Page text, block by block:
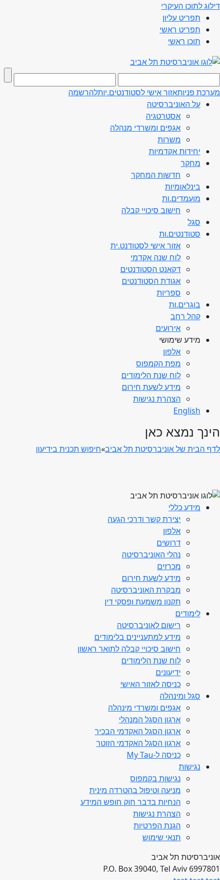
דילוג לתוכן העיקרי
תפריט עליון
תפריט ראשי
תוכן ראשי
מערכת פניותאזור אישי לסטודנטים.יותלהרשמה
על האוניברסיטה
אסטרטגיה
אגפים ומשרדי מנהלה
משרות
יחידות אקדמיות
מחקר
חדשות המחקר
בינלאומיות
מועמדים.ות
חישוב סיכויי קבלה
סגל
סטודנטים.ות
אזור אישי לסטודנט.ית
לוח שנה אקדמי
דקאנט הסטודנטים
אגודת הסטודנטים
ספריות
בוגרים.ות
קהל רחב
אירועים
מידע שימושי
אלפון
מפת הקמפוס
לוח שנת הלימודים
מידע לשעת חירום
הצהרת נגישות
English
הינך נמצא כאן
לדף הבית של אוניברסיטת תל אביב»חיפוש תכנית בידיעון
מידע כללי
יצירת קשר ודרכי הגעה
אלפון
דרושים
נהלי האוניברסיטה
מכרזים
מידע לשעת חירום
מבקרת האוניברסיטה
תקנון משמעת ופסקי דין
לימודים
רישום לאוניברסיטה
מידע למתעניינים בלימודים
חישוב סיכויי קבלה לתואר ראשון
לוח שנת הלימודים
ידיעונים
כניסה לאזור האישי
סגל ומינהלה
אגפים ומשרדי מינהלה
ארגון הסגל המנהלי
ארגון הסגל האקדמי הבכיר
ארגון הסגל האקדמי הזוטר
כניסה ל-My Tau
נגישות
נגישות בקמפוס
מניעה וטיפול בהטרדה מינית
הנחיות בדבר חוק חופש המידע
הצהרת נגישות
הגנת הפרטיות
תנאי שימוש
אוניברסיטת תל אביב
P.O. Box 39040, Tel Aviv 6997801